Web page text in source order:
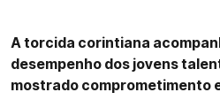
A torcida corintiana
desempenho dos jovens
mostrado comprometimento